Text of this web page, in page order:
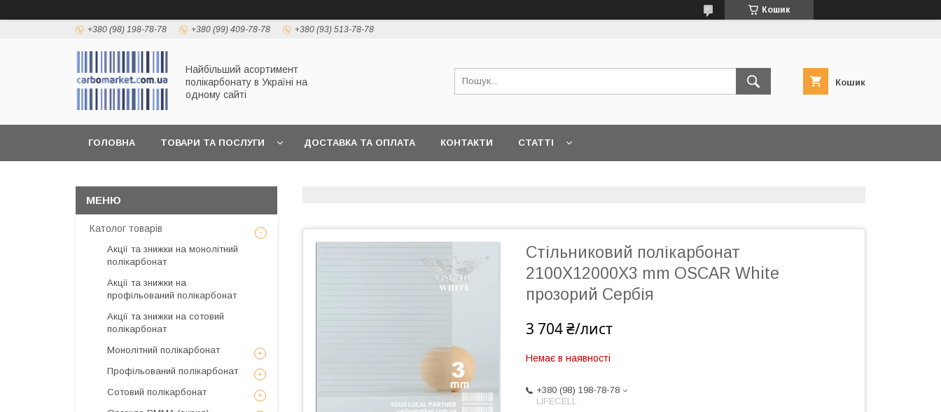
Кошик
+380 (98) 198-78-78 +380 (99) 409-78-78 +380 (93) 513-78-78
Найбільший асортимент
полікарбонату в Україні на
одному сайті
Кошик
ГОЛОВНА ТОВАРИ ТА ПОСЛУГИ ДОСТАВКА ТА ОПЛАТА КОНТАКТИ СТАТТІ
Стільниковий полікарбонат
2100Х12000Х3 mm OSCAR White
прозорий Сербія
3 704 ₴/лист
Немає в наявності
+380 (98) 198-78-78
LIFECELL
Католог товарів
Акції та знижки на монолітний
полікарбонат
Акції та знижки на
профільований полікарбонат
Акції та знижки на сотовий
полікарбонат
Монолітний полікарбонат
Профільований полікарбонат
Сотовий полікарбонат